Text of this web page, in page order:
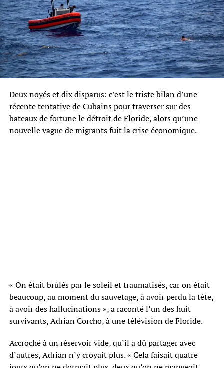
Deux noyés et dix disparus: c’est le triste bilan d’une
récente tentative de Cubains pour traverser sur des
bateaux de fortune le détroit de Floride, alors qu’une
nouvelle vague de migrants fuit la crise économique.
« On était brûlés par le soleil et traumatisés, car on était
beaucoup, au moment du sauvetage, à avoir perdu la tête,
à avoir des hallucinations », a raconté l’un des huit
survivants, Adrian Corcho, à une télévision de Floride.
Accroché à un réservoir vide, qu’il a dû partager avec
d’autres, Adrian n’y croyait plus. « Cela faisait quatre